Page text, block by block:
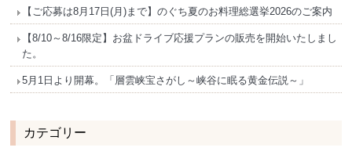
【ご応募は8月17日(月)まで】のぐち夏のお料理総選挙2026のご案内
【8/10～8/16限定】お盆ドライブ応援プランの販売を開始いたしまし
た。
5月1日より開幕。「層雲峡宝さがし～峡谷に眠る黄金伝説～」
カテゴリー